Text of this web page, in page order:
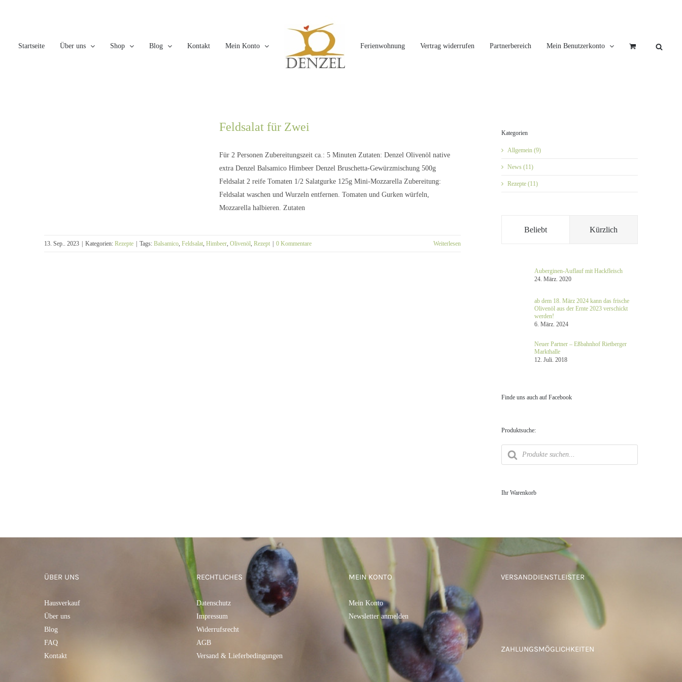
Startseite
Über uns Shop Blog Kontakt Mein Konto Ferienwohnung Vertrag widerrufen Partnerbereich Mein Benutzerkonto
Feldsalat für Zwei
Für 2 Personen Zubereitungszeit ca.: 5 Minuten Zutaten: Denzel Olivenöl native
extra Denzel Balsamico Himbeer Denzel Bruschetta-Gewürzmischung 500g
Feldsalat 2 reife Tomaten 1/2 Salatgurke 125g Mini-Mozzarella Zubereitung:
Feldsalat waschen und Wurzeln entfernen. Tomaten und Gurken würfeln,
Mozzarella halbieren. Zutaten
13. Sep.. 2023 Kategorien: Rezepte Tags: Balsamico, Feldsalat, Himbeer, Olivenöl, Rezept 0 Kommentare Weiterlesen
Kategorien
Allgemein (9)
News (11)
Rezepte (11)
Beliebt Kürzlich
Auberginen-Auflauf mit Hackfleisch
24. März. 2020
ab dem 18. März 2024 kann das frische
Olivenöl aus der Ernte 2023 verschickt
werden!
6. März. 2024
Neuer Partner – Eßbahnhof Rietberger
Markthalle
12. Juli. 2018
Finde uns auch auf Facebook
Produktsuche:
Products
search
Ihr Warenkorb
ÜBER UNS
Hausverkauf
Über uns
Blog
FAQ
Kontakt
RECHTLICHES
Datenschutz
Impressum
Widerrufsrecht
AGB
Versand & Lieferbedingungen
MEIN KONTO
Mein Konto
Newsletter anmelden
VERSANDDIENSTLEISTER
ZAHLUNGSMÖGLICHKEITEN